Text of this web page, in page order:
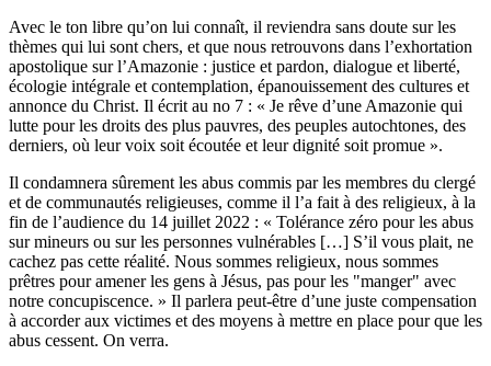
Avec le ton libre qu’on lui connaît, il reviendra sans doute sur les
thèmes qui lui sont chers, et que nous retrouvons dans l’exhortation
apostolique sur l’Amazonie : justice et pardon, dialogue et liberté,
écologie intégrale et contemplation, épanouissement des cultures et
annonce du Christ. Il écrit au no 7 : « Je rêve d’une Amazonie qui
lutte pour les droits des plus pauvres, des peuples autochtones, des
derniers, où leur voix soit écoutée et leur dignité soit promue ».
Il condamnera sûrement les abus commis par les membres du clergé
et de communautés religieuses, comme il l’a fait à des religieux, à la
fin de l’audience du 14 juillet 2022 : « Tolérance zéro pour les abus
sur mineurs ou sur les personnes vulnérables […] S’il vous plait, ne
cachez pas cette réalité. Nous sommes religieux, nous sommes
prêtres pour amener les gens à Jésus, pas pour les "manger" avec
notre concupiscence. » Il parlera peut-être d’une juste compensation
à accorder aux victimes et des moyens à mettre en place pour que les
abus cessent. On verra.